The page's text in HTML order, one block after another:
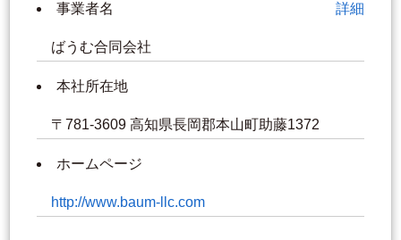
事業者名 詳細
ばうむ合同会社
本社所在地
〒781-3609 高知県長岡郡本山町助藤1372
ホームページ
http://www.baum-llc.com